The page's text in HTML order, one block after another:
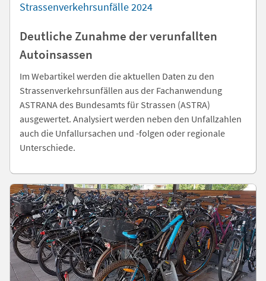
Strassenverkehrsunfälle 2024
Deutliche Zunahme der verunfallten
Autoinsassen
Im Webartikel werden die aktuellen Daten zu den
Strassenverkehrsunfällen aus der Fachanwendung
ASTRANA des Bundesamts für Strassen (ASTRA)
ausgewertet. Analysiert werden neben den Unfallzahlen
auch die Unfallursachen und -folgen oder regionale
Unterschiede.